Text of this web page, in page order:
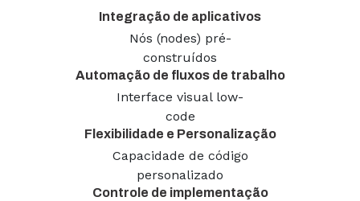
Integração de aplicativos
Nós (nodes) pré-
construídos
Automação de fluxos de trabalho
Interface visual low-
code
Flexibilidade e Personalização
Capacidade de código
personalizado
Controle de implementação